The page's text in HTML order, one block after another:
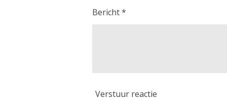
Bericht *
Verstuur reactie